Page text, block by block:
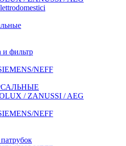
и фильтр
NEFF
/ ZANUSSI / AEG
NEFF